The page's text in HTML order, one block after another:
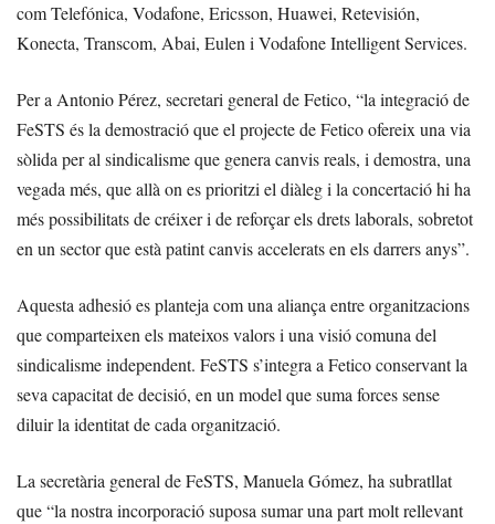
com Telefónica, Vodafone, Ericsson, Huawei, Retevisión,
Konecta, Transcom, Abai, Eulen i Vodafone Intelligent Services.
Per a Antonio Pérez, secretari general de Fetico, “la integració de
FeSTS és la demostració que el projecte de Fetico ofereix una via
sòlida per al sindicalisme que genera canvis reals, i demostra, una
vegada més, que allà on es prioritzi el diàleg i la concertació hi ha
més possibilitats de créixer i de reforçar els drets laborals, sobretot
en un sector que està patint canvis accelerats en els darrers anys”.
Aquesta adhesió es planteja com una aliança entre organitzacions
que comparteixen els mateixos valors i una visió comuna del
sindicalisme independent. FeSTS s’integra a Fetico conservant la
seva capacitat de decisió, en un model que suma forces sense
diluir la identitat de cada organització.
La secretària general de FeSTS, Manuela Gómez, ha subratllat
que “la nostra incorporació suposa sumar una part molt rellevant